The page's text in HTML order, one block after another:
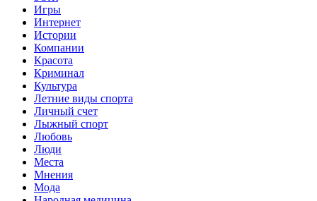
Игры
Интернет
Истории
Компании
Красота
Криминал
Культура
Летние виды спорта
Личный счет
Лыжный спорт
Любовь
Люди
Места
Мнения
Мода